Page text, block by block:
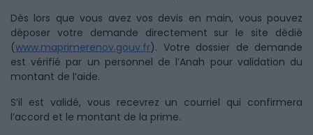
Dès lors que vous avez vos devis en main, vous pouvez
déposer votre demande directement sur le site dédié
(www.maprimerenov.gouv.fr). Votre dossier de demande
est vérifié par un personnel de l’Anah pour validation du
montant de l’aide.
S’il est validé, vous recevrez un courriel qui confirmera
l’accord et le montant de la prime.